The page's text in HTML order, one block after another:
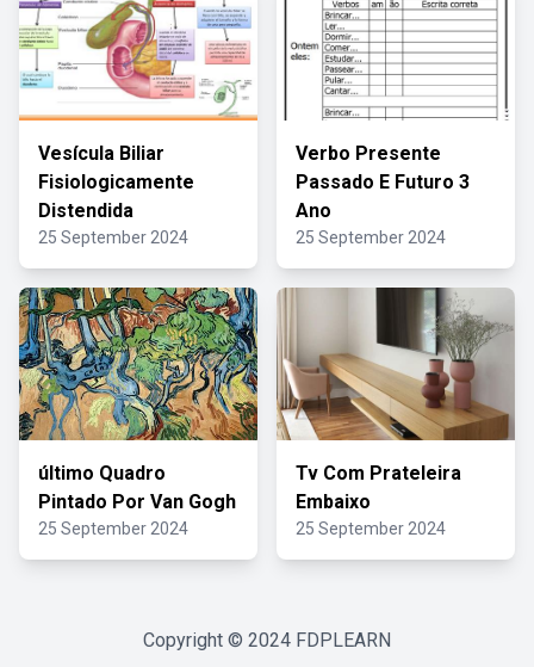
Vesícula Biliar
Fisiologicamente
Distendida
25 September 2024
Verbo Presente
Passado E Futuro 3
Ano
25 September 2024
último Quadro
Pintado Por Van Gogh
25 September 2024
Tv Com Prateleira
Embaixo
25 September 2024
Copyright © 2024 FDPLEARN